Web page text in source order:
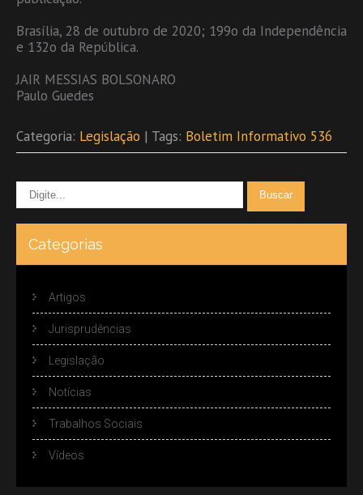
Brasília, 28 de outubro de 2020; 199o da Independência
e 132o da República.
JAIR MESSIAS BOLSONARO
Paulo Guedes
Categoria: Legislação | Tags: Boletim Informativo 536
Categorias
Artigos
Jurisprudências
Legislação
Notícias
Trabalhos Sociais
Vídeos